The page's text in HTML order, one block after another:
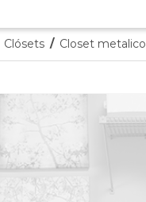
Clósets / Closet